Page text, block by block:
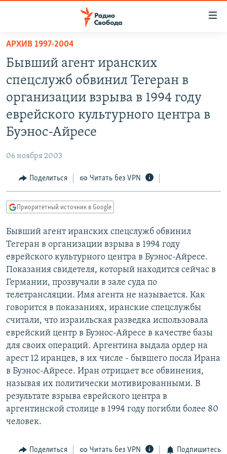
упрощенного
доступа
основному
содержанию
Вернутся
главной
навигации
Вернутся
поиску
АВТОРСКИЕ ПРОЕКТЫ
ЦИТАТЫ СВОБОДЫ
МНЕНИЯ
IDEL.РЕАЛИИ
КАВКАЗ.РЕАЛИИ
СЕВЕР.РЕАЛИИ
РАСПИСАНИЕ ВЕЩАНИЯ
ПОДПИШИТЕСЬ НА РАССЫЛКУ
СОЦИАЛЬНЫЕ СЕТИ
Все сайты РСЕ/РС
АРХИВ 1997-2004
Бывший агент иранских
спецслужб обвинил Тегеран в
организации взрыва в 1994 году
еврейского культурного центра в
Буэнос-Айресе
06 ноября 2003
Поделиться Читать без VPN
Приоритетный источник в Google
Бывший агент иранских спецслужб обвинил
Тегеран в организации взрыва в 1994 году
еврейского культурного центра в Буэнос-Айресе.
Показания свидетеля, который находится сейчас в
Германии, прозвучали в зале суда по
телетрансляции. Имя агента не называется. Как
говорится в показаниях, иранские спецслужбы
считали, что израильская разведка использовала
еврейский центр в Буэнос-Айресе в качестве базы
для своих операций. Аргентина выдала ордер на
арест 12 иранцев, в их числе - бывшего посла Ирана
в Буэнос-Айресе. Иран отрицает все обвинения,
называя их политически мотивированными. В
результате взрыва еврейского центра в
аргентинской столице в 1994 году погибли более 80
человек.
Поделиться Читать без VPN Подпишитесь